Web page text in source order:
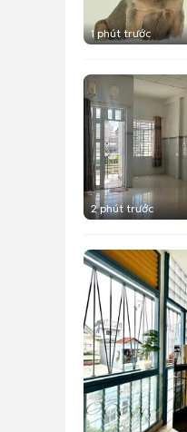
1 phút trước
2 phút trước